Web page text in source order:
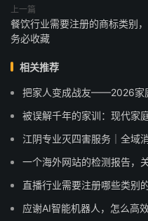
上一篇
餐饮行业需要注册的商标类别，
务必收藏
相关推荐
把家人变成战友——2026家
被误解千年的家训：现代家
江阴专业灭四害服务｜全域
一个海外网站的检测报告，
直播行业需要注册哪些类别
应谢AI智能机器人，怎么高效